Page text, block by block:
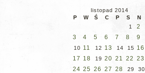
listopad 2014
P
W Ś C P S
N
1
2
3
4 5 6 7 8 9
10 11 12 13 14 15 16
17 18 19 20 21 22 23
24 25 26 27 28 29 30